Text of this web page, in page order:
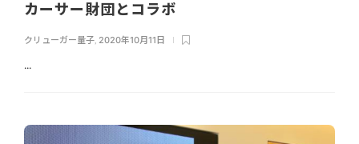
カーサー財団とコラボ
クリューガー量子, 2020年10月11日
...